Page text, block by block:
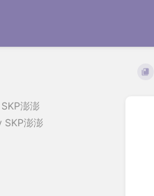
SKP澎澎
SKP澎澎